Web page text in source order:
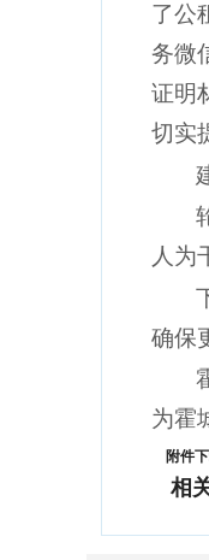
了公
务微
证明
切实
人为
确保
为霍
附件
相